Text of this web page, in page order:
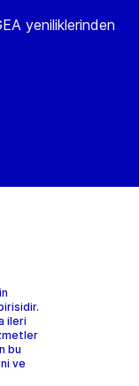
yeniliklerinden
ileri
bu
ve